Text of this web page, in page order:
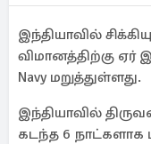
இந்தியாவில்
விமானத்திற்கு ஏர்
Navy மறுத்துள்ளது.
இந்தியாவில்
கடந்த 6 நாட்களாக